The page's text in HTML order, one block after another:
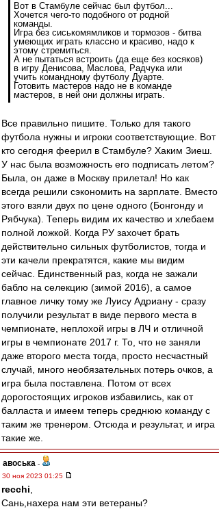
Вот в Стамбуле сейчас был футбол...
Хочется чего-то подобного от родной
команды.
Игра без сиськомямликов и тормозов - битва
умеющих играть классно и красиво, надо к
этому стремиться.
А не пытаться встроить (да еще без косяков)
в игру Денисова, Маслова, Радчука или
учить командному футболу Дуарте.
Готовить мастеров надо не в команде
мастеров, в ней они должны играть.
Все правильно пишите. Только для такого
футбола нужны и игроки соответствующие. Вот
кто сегодня феерил в Стамбуле? Хаким Зиеш.
У нас была возможность его подписать летом?
Была, он даже в Москву прилетал! Но как
всегда решили сэкономить на зарплате. Вместо
этого взяли двух по цене одного (Бонгонду и
Рябчука). Теперь видим их качество и хлебаем
полной ложкой. Когда РУ захочет брать
действительно сильных футболистов, тогда и
эти качели прекратятся, какие мы видим
сейчас. Единственный раз, когда не зажали
бабло на селекцию (зимой 2016), а самое
главное личку тому же Луису Адриану - сразу
получили результат в виде первого места в
чемпионате, неплохой игры в ЛЧ и отличной
игры в чемпионате 2017 г. То, что не заняли
даже второго места тогда, просто несчастный
случай, много необязательных потерь очков, а
игра была поставлена. Потом от всех
дорогостоящих игроков избавились, как от
балласта и имеем теперь среднюю команду с
таким же тренером. Отсюда и результат, и игра
такие же.
авоська -
30 ноя 2023 01:25
recchi
Сань,нахера нам эти ветераны?